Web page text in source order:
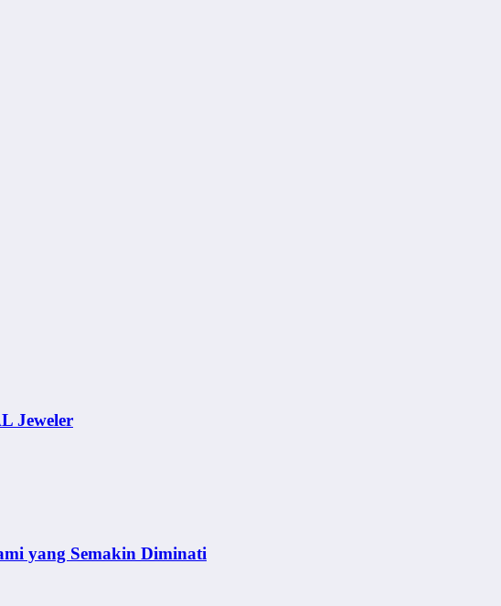
Jeweler
yang Semakin Diminati